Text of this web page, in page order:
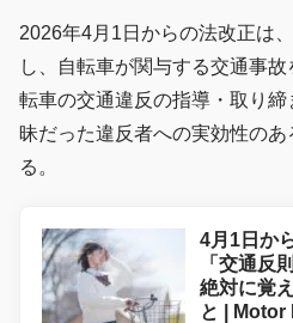
2026年4月1日からの法改正は
し、自転車が関与する交通事
転車の交通違反の指導・取り
昧だった違反者への実効性の
る。
4月1日か
「交通反
絶対に覚
と | Motor